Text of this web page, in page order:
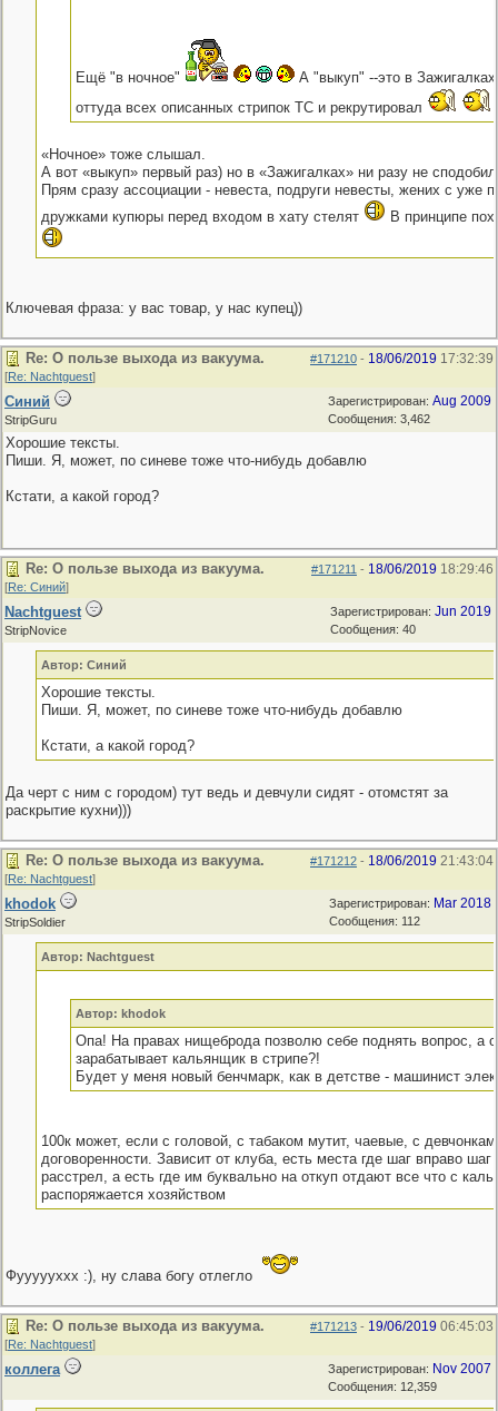
Ещё "в ночное"
А "выкуп" --это в
оттуда всех описанных стрипок ТС и рекрутировал
«Ночное» тоже слышал.
А вот «выкуп» первый раз) но в «Зажигалках» ни разу не
Прям сразу ассоциации - невеста, подруги невесты, жених с уже
дружками купюры перед входом в хату стелят
В принципе
Ключевая фраза: у вас товар, у нас купец))
#171210 - 18/06/2019 17:32:39
Re: О пользе выхода из вакуума.
[Re: Nachtguest]
Зарегистрирован: Aug 2009
Сообщения: 3,462
Синий
StripGuru
Хорошие тексты.
Пиши. Я, может, по синеве тоже что-нибудь добавлю
Кстати, а какой город?
#171211 - 18/06/2019 18:29:46
Re: О пользе выхода из вакуума.
[Re: Синий]
Зарегистрирован: Jun 2019
Сообщения: 40
Nachtguest
StripNovice
Автор: Синий
Хорошие тексты.
Пиши. Я, может, по синеве тоже что-нибудь добавлю
Кстати, а какой город?
Да черт с ним с городом) тут ведь и девчули сидят - отомстят за
раскрытие кухни)))
#171212 - 18/06/2019 21:43:04
Re: О пользе выхода из вакуума.
[Re: Nachtguest]
Зарегистрирован: Mar 2018
Сообщения: 112
khodok
StripSoldier
Автор: Nachtguest
Автор: khodok
Опа! На правах нищеброда позволю себе поднять вопрос, а
зарабатывает кальянщик в стрипе?!
Будет у меня новый бенчмарк, как в детстве - машинист
100к может, если с головой, с табаком мутит, чаевые, с
договоренности. Зависит от клуба, есть места где шаг вправо шаг
расстрел, а есть где им буквально на откуп отдают все что с
распоряжается хозяйством
Фуууууххх :), ну слава богу отлегло
#171213 - 19/06/2019 06:45:03
Re: О пользе выхода из вакуума.
[Re: Nachtguest]
Зарегистрирован: Nov 2007
Сообщения: 12,359
коллега